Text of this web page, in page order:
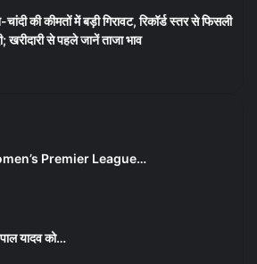
चांदी की कीमतों में बड़ी गिरावट, रिकॉर्ड स्तर से फिसली
खरीदारी से पहले जानें ताजा भाव
Premier League…
यादव को…